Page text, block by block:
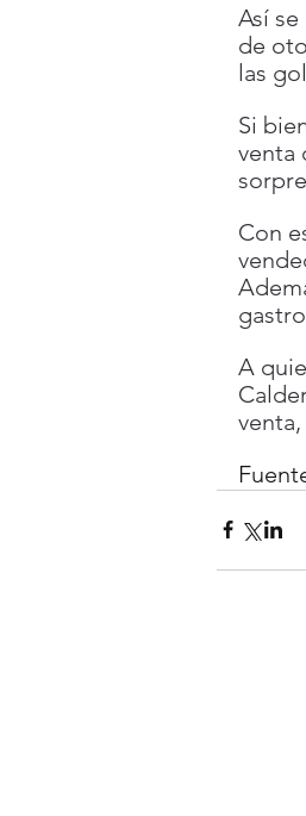
Así
de
las
Si
venta
Con
A